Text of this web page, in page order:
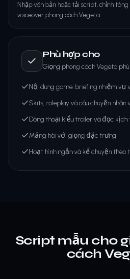
Nhập văn bản hoặc tải script, chỉnh
voiceover phong cách Vegeta.
Phù hợp cho
Giọng phong cách Vegeta
Nội dung game: briefing nhiệm vụ
Skits, roleplay và câu chuyện nhân
Dòng thoại kiểu trailer và đọc kịch
Mảng hài với giọng đặc trưng
Hoạt hình ngắn và kể chuyện theo
Script mẫu cho
cách